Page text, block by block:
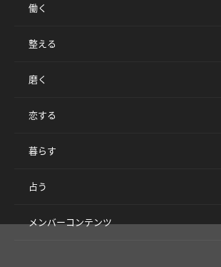
働く
整える
磨く
恋する
暮らす
占う
メンバーコンテンツ